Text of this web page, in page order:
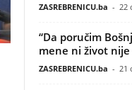
ZASREBRENICU.ba - 22
“Da poručim
mene ni život
ZASREBRENICU.ba - 21